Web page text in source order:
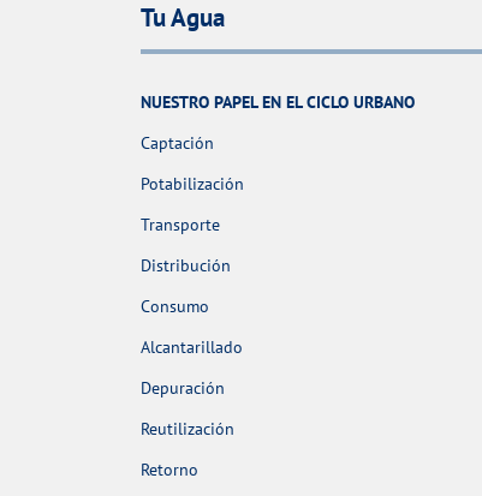
Tu Agua
NUESTRO PAPEL EN EL CICLO URBANO
Captación
Potabilización
Transporte
Distribución
Consumo
Alcantarillado
Depuración
Reutilización
Retorno